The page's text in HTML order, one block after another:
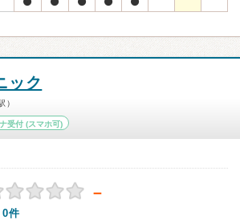
ック
）
受付(スマホ可)
－
0件